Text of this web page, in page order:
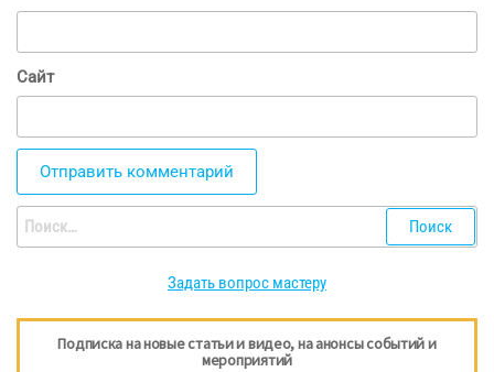
Сайт
Найти:
Задать вопрос мастеру
Подписка на новые статьи и видео, на анонсы событий и
мероприятий